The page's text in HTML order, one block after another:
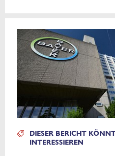
DIESER BERICHT
INTERESSIEREN